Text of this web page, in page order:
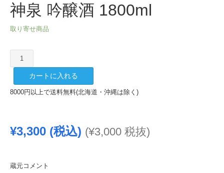
神泉 吟醸酒 1800ml
取り寄せ商品
泉
醸
カートに入れる
8000円以上で送料無料(北海道・沖縄は除く)
¥3,300 (税込) (¥3,000 税抜)
蔵元コメント